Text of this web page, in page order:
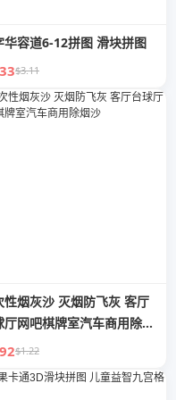
华容道6-12拼图 滑块拼图
$3.11
性烟灰沙 灭烟防飞灰 客厅
厅网吧棋牌室汽车商用除烟
$1.22